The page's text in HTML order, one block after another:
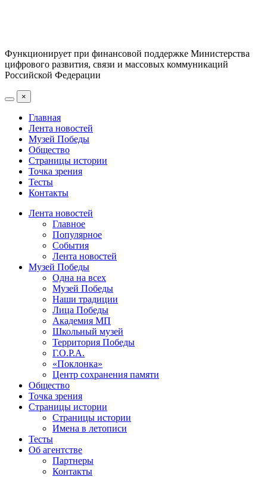
Функционирует при финансовой поддержке Министерства
цифрового развития, связи и массовых коммуникаций
Российской Федерации
×
Главная
Лента новостей
Музей Победы
Общество
Страницы истории
Точка зрения
Тесты
Контакты
Лента новостей
Главное
Популярное
События
Лента новостей
Музей Победы
Одна на всех
Музей Победы
Наши традиции
Лица Победы
Академия МП
Школьный музей
Территория Победы
Г.О.Р.А.
«Поклонка»
Центр сохранения памяти
Общество
Точка зрения
Страницы истории
Страницы истории
Имена в летописи
Тесты
Об агентстве
Партнеры
Контакты